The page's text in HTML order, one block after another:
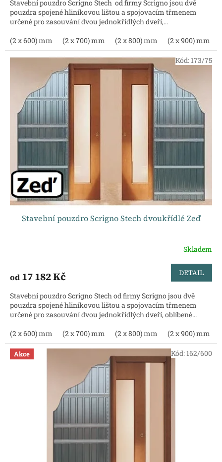
Stavební pouzdro Scrigno Stech od firmy Scrigno jsou dvě
pouzdra spojené hliníkovou lištou a spojovacím třmenem
určené pro zasouvání dvou jednokřídlých dveří,...
(2 x 600) mm
(2 x 700) mm (2 x 800) mm (2 x 900) mm
Stavební pouzdro Scrigno Stech dvoukřídlé Zeď
Skladem
od 17 182 Kč DETAIL
Stavební pouzdro Scrigno Stech od firmy Scrigno jsou dvě
pouzdra spojené hliníkovou lištou a spojovacím třmenem
určené pro zasouvání dvou jednokřídlých dveří, oblíbené...
(2 x 600) mm
(2 x 700) mm (2 x 800) mm (2 x 900) mm
Kód: 173/75
Akce Kód: 162/600